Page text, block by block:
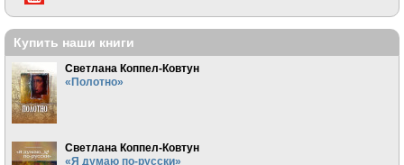
Купить наши книги
Светлана Коппел-Ковтун
«Полотно»
Светлана Коппел-Ковтун
«Я думаю по-русски»